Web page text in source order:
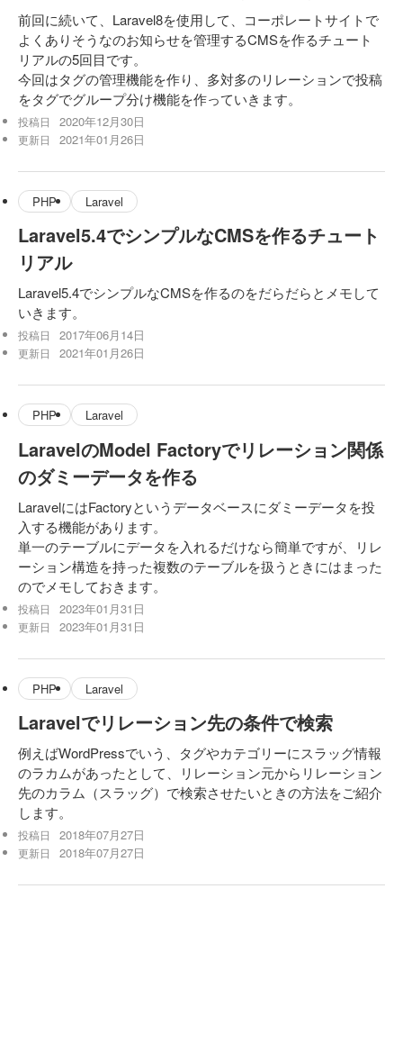
前回に続いて、Laravel8を使用して、コーポレートサイトで
よくありそうなのお知らせを管理するCMSを作るチュート
リアルの5回目です。
今回はタグの管理機能を作り、多対多のリレーションで投稿
をタグでグループ分け機能を作っていきます。
投稿日 2020年12月30日
更新日 2021年01月26日
PHP Laravel
Laravel5.4でシンプルなCMSを作るチュート
リアル
Laravel5.4でシンプルなCMSを作るのをだらだらとメモして
いきます。
投稿日 2017年06月14日
更新日 2021年01月26日
PHP Laravel
LaravelのModel Factoryでリレーション関係
のダミーデータを作る
LaravelにはFactoryというデータベースにダミーデータを投
入する機能があります。
単一のテーブルにデータを入れるだけなら簡単ですが、リレ
ーション構造を持った複数のテーブルを扱うときにはまった
のでメモしておきます。
投稿日 2023年01月31日
更新日 2023年01月31日
PHP Laravel
Laravelでリレーション先の条件で検索
例えばWordPressでいう、タグやカテゴリーにスラッグ情報
のラカムがあったとして、リレーション元からリレーション
先のカラム（スラッグ）で検索させたいときの方法をご紹介
します。
投稿日 2018年07月27日
更新日 2018年07月27日